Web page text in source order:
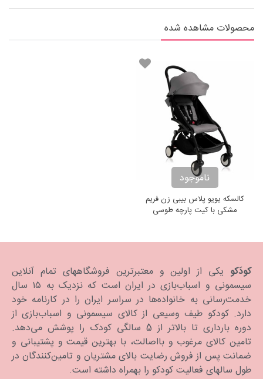
محصولات مشاهده شده
ناموجود
کالسکه یویو پلاس بیبی زن فریم
مشکی با کیت پارچه طوسی
کودَکو یکی از اولین و معتبرترین فروشگاههای تمام آنلاین
سیسمونی و اسباب‌بازی در ایران است که نزدیک به ۱۵ سال
خدمت‌رسانی به خانواده‌ها در سراسر ایران را در کارنامه خود
دارد. كودكو طیف وسیعی از کالای سیسمونی و اسباب‌بازی از
دوره بارداری تا بالاتر از 5 سالگی کودک را پوشش می‌دهد.
تامین کالای مرغوب و بااصالت، با بهترین قیمت و پشتیبانی و
ضمانت پس از فروش رضایت بالای مشتریان و تامین‌کنندگان در
طول سالهای فعالیت کودکو را بهمراه داشته است.